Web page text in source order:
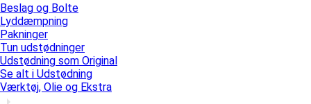
Beslag og Bolte
Lyddæmpning
Pakninger
Tun udstødninger
Udstødning som Original
Se alt i Udstødning
Værktøj, Olie og Ekstra